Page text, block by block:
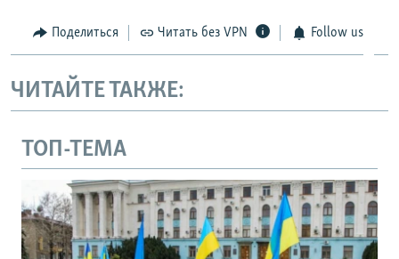
Поделиться Читать без VPN Follow us
ЧИТАЙТЕ ТАКЖЕ:
ТОП-ТЕМА